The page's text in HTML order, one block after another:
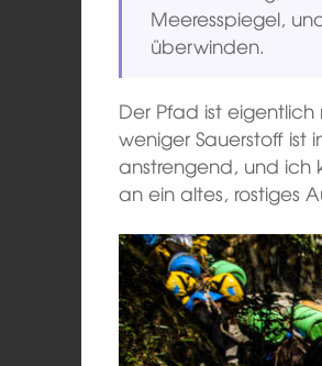
Meeresspiegel,
überwinden.
Der Pfad ist
weniger Sauerstoff ist
anstrengend, und ich
an ein altes, rostiges